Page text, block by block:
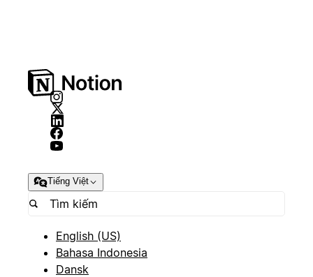
Tiếng Việt
English (US)
Bahasa Indonesia
Dansk